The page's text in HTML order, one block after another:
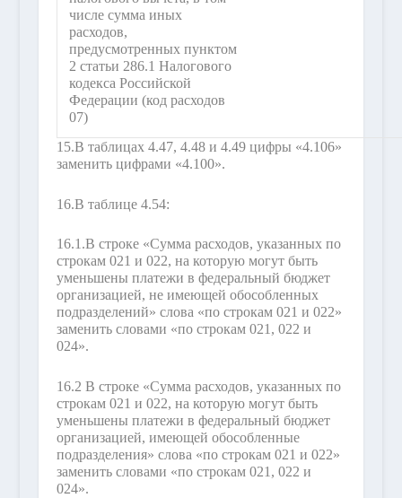
числе сумма иных
расходов,
предусмотренных пунктом
2 статьи 286.1 Налогового
кодекса Российской
Федерации (код расходов
07)
15.В таблицах 4.47, 4.48 и 4.49 цифры «4.106»
заменить цифрами «4.100».
16.В таблице 4.54:
16.1.В строке «Сумма расходов, указанных по
строкам 021 и 022, на которую могут быть
уменьшены платежи в федеральный бюджет
организацией, не имеющей обособленных
подразделений» слова «по строкам 021 и 022»
заменить словами «по строкам 021, 022 и
024».
16.2 В строке «Сумма расходов, указанных по
строкам 021 и 022, на которую могут быть
уменьшены платежи в федеральный бюджет
организацией, имеющей обособленные
подразделения» слова «по строкам 021 и 022»
заменить словами «по строкам 021, 022 и
024».